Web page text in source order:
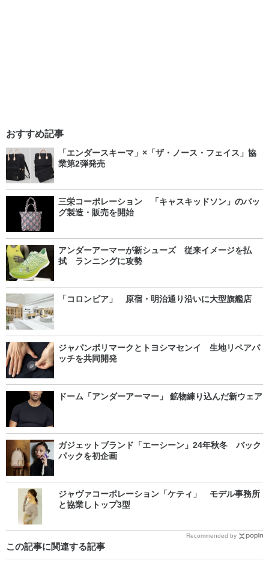
おすすめ記事
「エンダースキーマ」×「ザ・ノース・フェイス」協
業第2弾発売
三栄コーポレーション 「キャスキッドソン」のバッ
グ製造・販売を開始
アンダーアーマーが新シューズ 従来イメージを払
拭 ランニングに攻勢
「コロンビア」 原宿・明治通り沿いに大型旗艦店
ジャパンポリマークとトヨシマセンイ 生地リペアパ
ッチを共同開発
ドーム「アンダーアーマー」 鉱物練り込んだ新ウェア
ガジェットブランド「エーシーン」24年秋冬 バック
パックを初企画
ジャヴァコーポレーション「ケティ」 モデル事務所
と協業しトップ3型
Recommended by
この記事に関連する記事